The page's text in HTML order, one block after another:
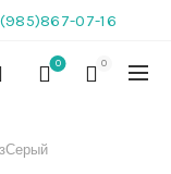
07-16
0 0
Серый